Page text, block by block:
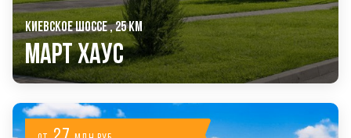
КИЕВСКОЕ ШОССЕ , 25 КМ
Март Хаус